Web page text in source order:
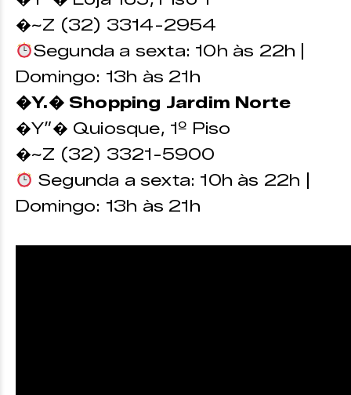
�~Z (32) 3314-2954
Segunda a sexta: 10h às 22h |
Domingo: 13h às 21h
�Y.� Shopping Jardim Norte
�Y”� Quiosque, 1º Piso
�~Z (32) 3321-5900
Segunda a sexta: 10h às 22h |
Domingo: 13h às 21h